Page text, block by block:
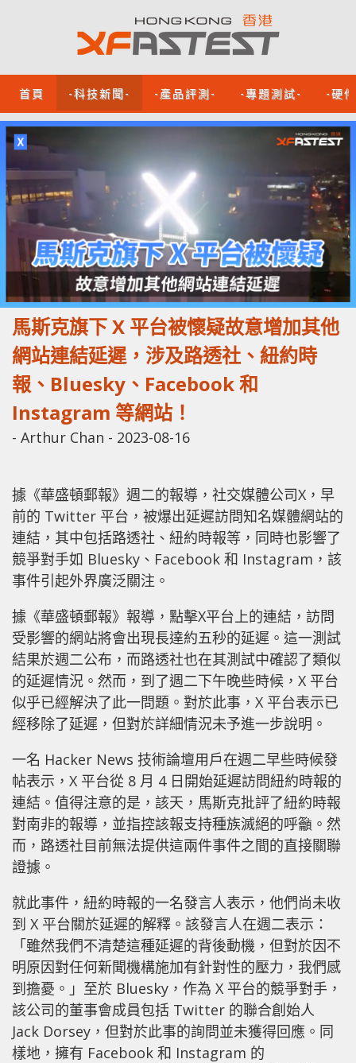
首頁 -科技新聞- -產品評測- -專題測試- -硬
馬斯克旗下 X 平台被懷疑故意增加其他
網站連結延遲，涉及路透社、紐約時
報、Bluesky、Facebook 和
Instagram 等網站！
- Arthur Chan - 2023-08-16
據《華盛頓郵報》週二的報導，社交媒體公司X，早
前的 Twitter 平台，被爆出延遲訪問知名媒體網站的
連結，其中包括路透社、紐約時報等，同時也影響了
競爭對手如 Bluesky、Facebook 和 Instagram，該
事件引起外界廣泛關注。
據《華盛頓郵報》報導，點擊X平台上的連結，訪問
受影響的網站將會出現長達約五秒的延遲。這一測試
結果於週二公布，而路透社也在其測試中確認了類似
的延遲情況。然而，到了週二下午晚些時候，X 平台
似乎已經解決了此一問題。對於此事，X 平台表示已
經移除了延遲，但對於詳細情況未予進一步說明。
一名 Hacker News 技術論壇用戶在週二早些時候發
帖表示，X 平台從 8 月 4 日開始延遲訪問紐約時報的
連結。值得注意的是，該天，馬斯克批評了紐約時報
對南非的報導，並指控該報支持種族滅絕的呼籲。然
而，路透社目前無法提供這兩件事件之間的直接關聯
證據。
就此事件，紐約時報的一名發言人表示，他們尚未收
到 X 平台關於延遲的解釋。該發言人在週二表示：
「雖然我們不清楚這種延遲的背後動機，但對於因不
明原因對任何新聞機構施加有針對性的壓力，我們感
到擔憂。」至於 Bluesky，作為 X 平台的競爭對手，
該公司的董事會成員包括 Twitter 的聯合創始人
Jack Dorsey，但對於此事的詢問並未獲得回應。同
樣地，擁有 Facebook 和 Instagram 的